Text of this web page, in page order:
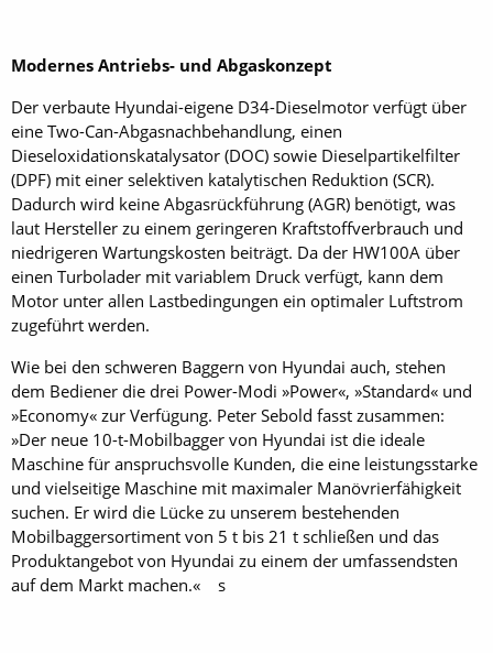
Modernes Antriebs- und Abgaskonzept
Der verbaute Hyundai-eigene D34-Dieselmotor verfügt über
eine Two-Can-Abgasnachbehandlung, einen
Dieseloxidationskatalysator (DOC) sowie Dieselpartikelfilter
(DPF) mit einer selektiven katalytischen Reduktion (SCR).
Dadurch wird keine Abgasrückführung (AGR) benötigt, was
laut Hersteller zu einem geringeren Kraftstoffverbrauch und
niedrigeren Wartungskosten beiträgt. Da der HW100A über
einen Turbolader mit variablem Druck verfügt, kann dem
Motor unter allen Lastbedingungen ein optimaler Luftstrom
zugeführt werden.
Wie bei den schweren Baggern von Hyundai auch, stehen
dem Bediener die drei Power-Modi »Power«, »Standard« und
»Economy« zur Verfügung. Peter Sebold fasst zusammen:
»Der neue 10-t-Mobilbagger von Hyundai ist die ideale
Maschine für anspruchsvolle Kunden, die eine leistungsstarke
und vielseitige Maschine mit maximaler Manövrierfähigkeit
suchen. Er wird die Lücke zu unserem bestehenden
Mobilbaggersortiment von 5 t bis 21 t schließen und das
Produktangebot von Hyundai zu einem der umfassendsten
auf dem Markt machen.« s